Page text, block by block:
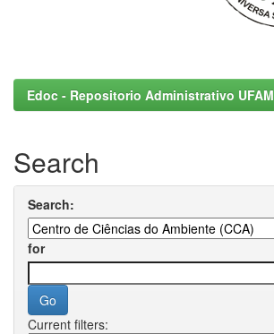
Edoc - Repositorio Administrativo UFAM
Search
Search:
for
Current filters: